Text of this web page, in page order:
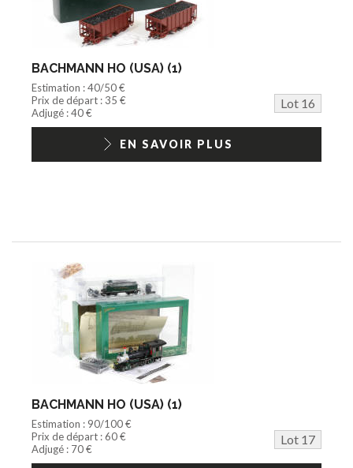
BACHMANN HO (USA) (1)
Estimation : 40/50 €
Prix de départ : 35 €
Lot 16
Adjugé : 40 €
EN SAVOIR PLUS
BACHMANN HO (USA) (1)
Estimation : 90/100 €
Prix de départ : 60 €
Lot 17
Adjugé : 70 €